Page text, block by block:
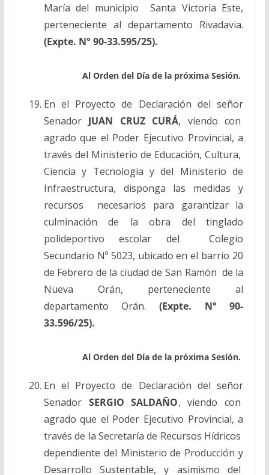
María del municipio Santa Victoria Este,
perteneciente al departamento Rivadavia.
(Expte. N° 90-33.595/25).
Al Orden del Día de la próxima Sesión.
En el Proyecto de Declaración del señor
Senador JUAN CRUZ CURÁ, viendo con
agrado que el Poder Ejecutivo Provincial, a
través del Ministerio de Educación, Cultura,
Ciencia y Tecnología y del Ministerio de
Infraestructura, disponga las medidas y
recursos necesarios para garantizar la
culminación de la obra del tinglado
polideportivo escolar del Colegio
Secundario Nº 5023, ubicado en el barrio 20
de Febrero de la ciudad de San Ramón de la
Nueva Orán, perteneciente al
departamento Orán. (Expte. N° 90-
33.596/25).
Al Orden del Día de la próxima Sesión.
En el Proyecto de Declaración del señor
Senador SERGIO SALDAÑO, viendo con
agrado que el Poder Ejecutivo Provincial, a
través de la Secretaría de Recursos Hídricos
dependiente del Ministerio de Producción y
Desarrollo Sustentable, y asimismo del